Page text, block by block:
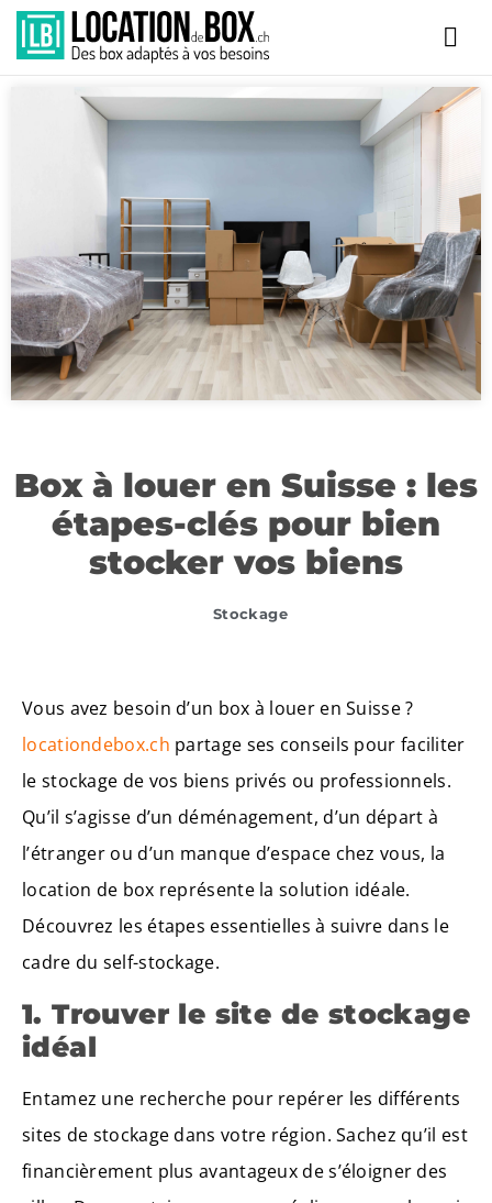
Box à louer en Suisse : les
étapes-clés pour bien
stocker vos biens
Stockage
Vous avez besoin d’un box à louer en Suisse ?
locationdebox.ch partage ses conseils pour faciliter
le stockage de vos biens privés ou professionnels.
Qu’il s’agisse d’un déménagement, d’un départ à
l’étranger ou d’un manque d’espace chez vous, la
location de box représente la solution idéale.
Découvrez les étapes essentielles à suivre dans le
cadre du self-stockage.
1. Trouver le site de stockage
idéal
Entamez une recherche pour repérer les différents
sites de stockage dans votre région. Sachez qu’il est
financièrement plus avantageux de s’éloigner des